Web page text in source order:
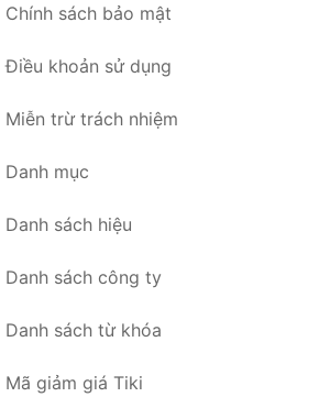
Chính sách bảo mật
Điều khoản sử dụng
Miễn trừ trách nhiệm
Danh mục
Danh sách hiệu
Danh sách công ty
Danh sách từ khóa
Mã giảm giá Tiki